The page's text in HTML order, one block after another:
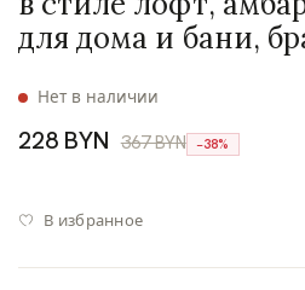
Нет в наличии
для дома и бани,
228 BYN 367 BYN −38%
В избранное